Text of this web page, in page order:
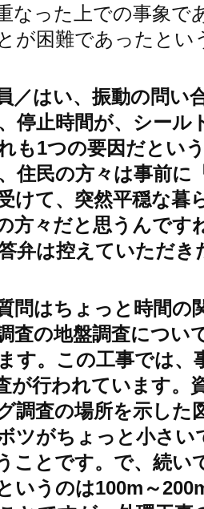
なった上での事象で
が困難であったと
／はい、振動の問い
停止時間が、シール
も1つの要因だとい
住民の方々は事前に
けて、突然平穏な暮
方々だと思うんです
弁は控えていただ
問はちょっと時間の
査の地盤調査につい
す。この工事では、
が行われています。
調査の場所を示した
ツがちょっと小さ
ことです。で、続い
いうのは100m～